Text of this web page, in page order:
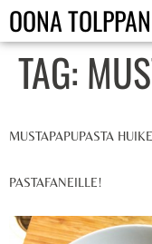
OONA
TAG:
MUSTAPAPUPASTA
PASTAFANEILLE!